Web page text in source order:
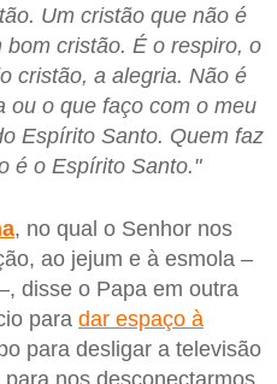
Um cristão que não é
cristão. É o respiro, o
cristão, a alegria. Não é
ou o que faço com o meu
Espírito Santo. Quem faz
é o Espírito Santo."
, no qual o Senhor nos
ao jejum e à esmola –
disse o Papa em outra
para dar espaço à
para desligar a televisão
nos desconectarmos